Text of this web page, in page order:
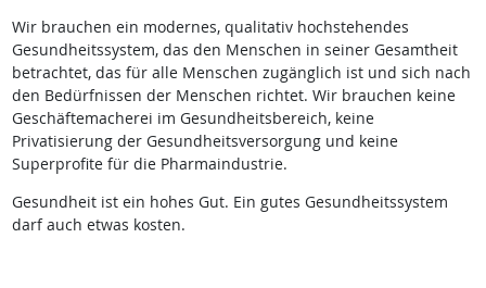
Wir brauchen ein modernes, qualitativ hochstehendes
Gesundheitssystem, das den Menschen in seiner Gesamtheit
betrachtet, das für alle Menschen zugänglich ist und sich nach
den Bedürfnissen der Menschen richtet. Wir brauchen keine
Geschäftemacherei im Gesundheitsbereich, keine
Privatisierung der Gesundheitsversorgung und keine
Superprofite für die Pharmaindustrie.
Gesundheit ist ein hohes Gut. Ein gutes Gesundheitssystem
darf auch etwas kosten.